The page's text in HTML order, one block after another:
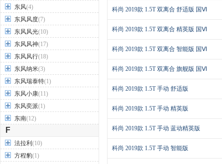
东风(4)
东风风度(7)
东风风光(10)
东风风神(17)
东风风行(18)
东风纳米(3)
东风瑞泰特(1)
东风小康(11)
东风奕派(1)
东南(12)
F
法拉利 (10)
方程豹(1)
科尚 2019款 1.5T 双离合 舒适版 国Ⅵ
科尚 2019款 1.5T 双离合 精英版 国Ⅵ
科尚 2019款 1.5T 双离合 智能版 国Ⅵ
科尚 2019款 1.5T 双离合 旗舰版 国Ⅵ
科尚 2019款 1.5T 手动 舒适版
科尚 2019款 1.5T 手动 精英版
科尚 2019款 1.5T 手动 蓝动精英版
科尚 2019款 1.5T 手动 智能版